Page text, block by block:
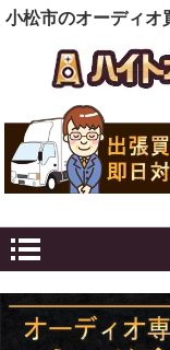
小松市のオーディオ